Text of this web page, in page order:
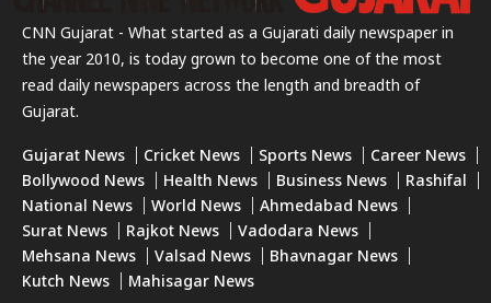
CNN Gujarat - What started as a Gujarati daily newspaper in
the year 2010, is today grown to become one of the most
read daily newspapers across the length and breadth of
Gujarat.
Gujarat News Cricket News Sports News
Career News
Bollywood News
Health News Business News
Rashifal
National News
World News
Ahmedabad News
Surat News
Rajkot News
Vadodara News
Mehsana News
Valsad News
Bhavnagar News
Kutch News
Mahisagar News